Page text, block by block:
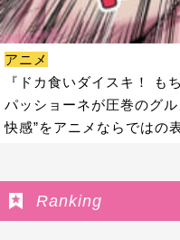
アニメ
『ドカ食いダイスキ！ も
パッショーネが圧巻のグ
快感”をアニメならではの
Ranking